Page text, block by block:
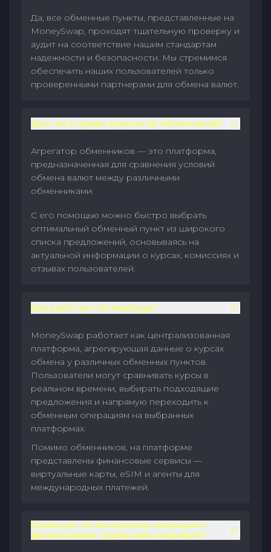
Да, все обменные пункты, представленные на
MoneySwap, проходят тщательную проверку и
аудит на соответствие нашим стандартам
надежности и безопасности. Мы стремимся
обеспечить наших пользователей только
проверенными партнерами для обмена валют.
Для чего нужен агрегатор обменников?
Агрегатор обменников — это платформа,
предназначенная для сравнения условий
обмена валют между различными
обменниками.
С его помощью можно быстро выбрать
оптимальный обменный пункт из широкого
списка предложений, основываясь на
актуальной информации о курсах, комиссиях и
отзывах пользователей.
Как работает MoneySwap?
MoneySwap работает как централизованная
платформа, агрегирующая данные о курсах
обмена у различных обменных пунктов.
Пользователи могут сравнивать курсы в
реальном времени, выбирать подходящие
предложения и напрямую переходить к
обменным операциям на выбранных
платформах.
Помимо обменников, на платформе
представлены финансовые сервисы —
виртуальные карты, eSIM и агенты для
международных платежей.
Проводит ли MoneySwap операции с
финансовыми сервисами напрямую?